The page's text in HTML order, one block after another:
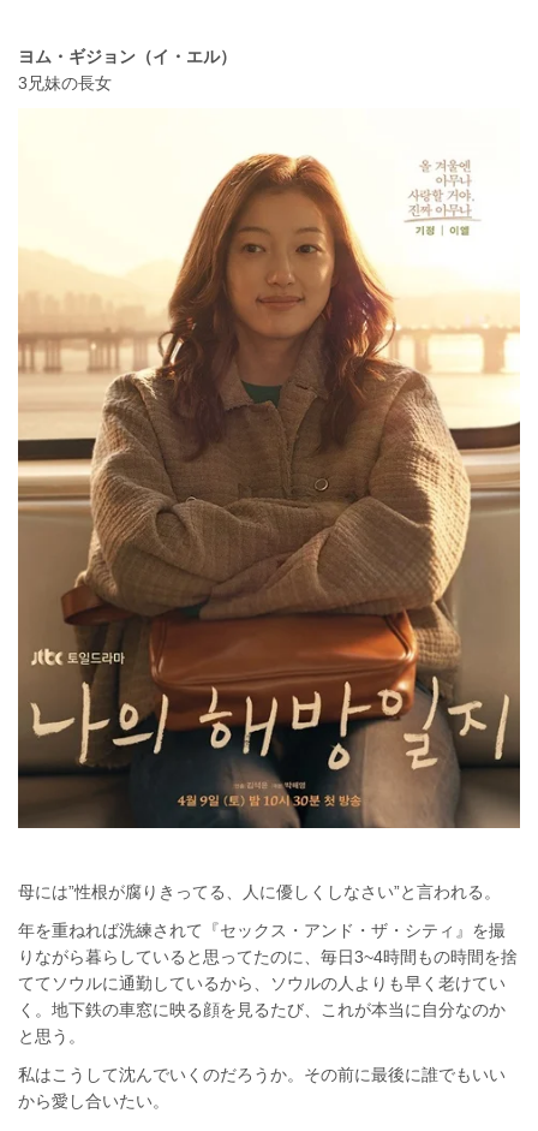
ヨム・ギジョン（イ・エル）
3兄妹の長女
母には”性根が腐りきってる、人に優しくしなさい”と言われる。
年を重ねれば洗練されて『セックス・アンド・ザ・シティ』を撮
りながら暮らしていると思ってたのに、毎日3~4時間もの時間を捨
ててソウルに通勤しているから、ソウルの人よりも早く老けてい
く。地下鉄の車窓に映る顔を見るたび、これが本当に自分なのか
と思う。
私はこうして沈んでいくのだろうか。その前に最後に誰でもいい
から愛し合いたい。